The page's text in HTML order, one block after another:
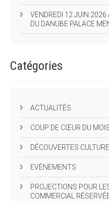
VENDREDI 12 JUIN
DU DANUBE PALACE
Catégories
ACTUALITÉS
COUP DE CŒUR DU MOIS
DÉCOUVERTES
EVÈNEMENTS
PROJECTIONS POUR
COMMERCIAL